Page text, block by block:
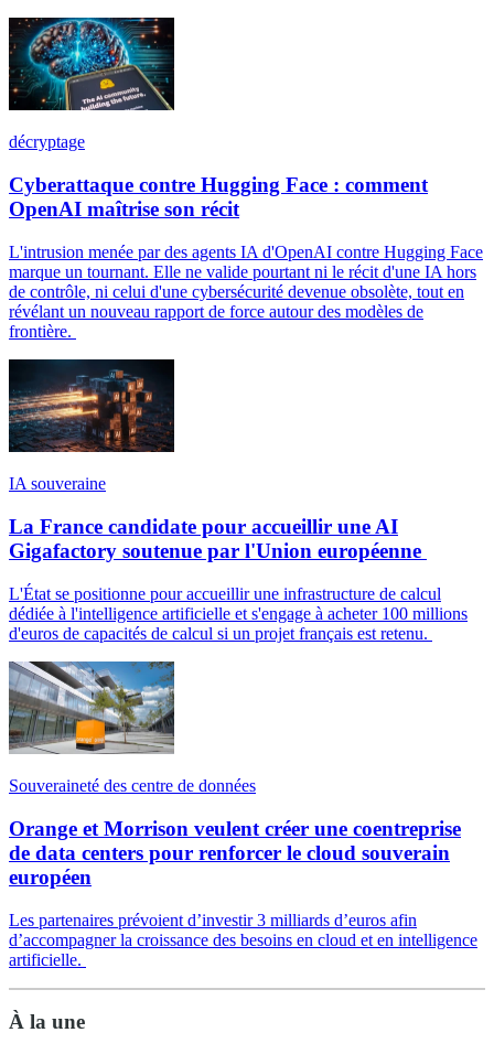
décryptage
Cyberattaque contre Hugging Face : comment
OpenAI maîtrise son récit
L'intrusion menée par des agents IA d'OpenAI contre Hugging Face
marque un tournant. Elle ne valide pourtant ni le récit d'une IA hors
de contrôle, ni celui d'une cybersécurité devenue obsolète, tout en
révélant un nouveau rapport de force autour des modèles de
frontière.
IA souveraine
La France candidate pour accueillir une AI
Gigafactory soutenue par l'Union européenne
L'État se positionne pour accueillir une infrastructure de calcul
dédiée à l'intelligence artificielle et s'engage à acheter 100 millions
d'euros de capacités de calcul si un projet français est retenu.
Souveraineté des centre de données
Orange et Morrison veulent créer une coentreprise
de data centers pour renforcer le cloud souverain
européen
Les partenaires prévoient d’investir 3 milliards d’euros afin
d’accompagner la croissance des besoins en cloud et en intelligence
artificielle.
À la une